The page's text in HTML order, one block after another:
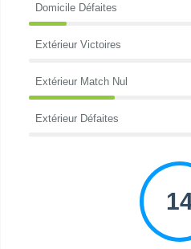
Domicile Défaites
Extérieur Victoires
Extérieur Match Nul
Extérieur Défaites